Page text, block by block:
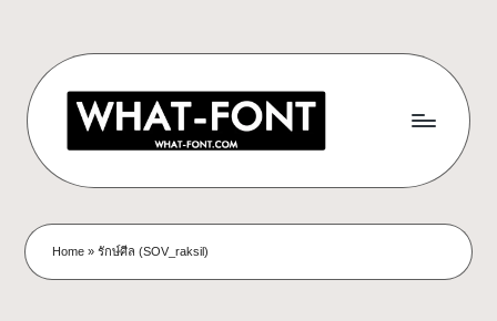
content
า
ว
ฟอนต์
ฟรี!
รวม
Home »รักษ์ศีล (SOV_raksil)